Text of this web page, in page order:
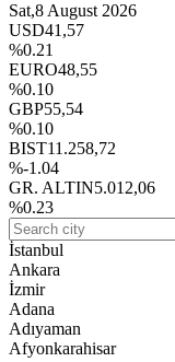
Sat,8 August 2026
USD41,57
%0.21
EURO48,55
%0.10
GBP55,54
%0.10
BIST11.258,72
%-1.04
GR. ALTIN5.012,06
%0.23
İstanbul
Ankara
İzmir
Adana
Adıyaman
Afyonkarahisar